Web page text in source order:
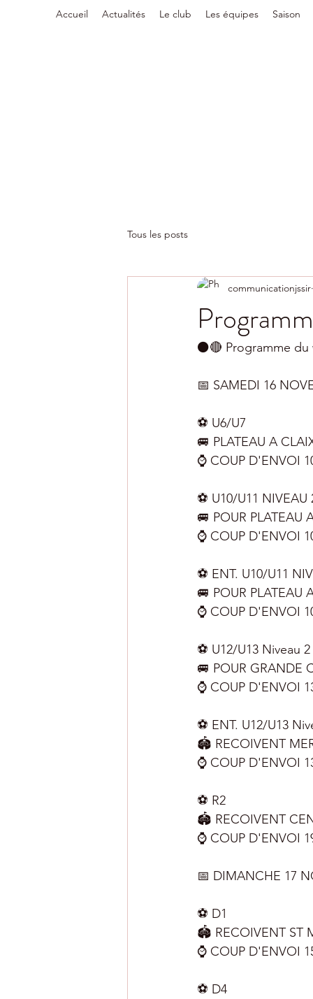
Accueil Actualités Le club Les équipes Saison
Tous les posts
communicationjssir
⚫️🔴 Programme
📅 SAMEDI 16
⚽️ U6/U7
🚐 PLATEAU A
⌚️ COUP D'ENVOI
⚽️ U10/U11 NIVEAU
🚐 POUR PLATEAU
⌚️ COUP D'ENVOI
⚽️ ENT. U10/U11
🚐 POUR PLATEAU
⌚️ COUP D'ENVOI
⚽️ U12/U13 Niveau 2
🚐 POUR GRANDE
⌚️ COUP D'ENVOI
⚽️ ENT. U12/U13
🏟 RECOIVENT
⌚️ COUP D'ENVOI
⚽️ R2
🏟 RECOIVENT
⌚️ COUP D'ENVOI
📅 DIMANCHE 17
⚽️ D1
🏟 RECOIVENT ST
⌚️ COUP D'ENVOI
⚽️ D4